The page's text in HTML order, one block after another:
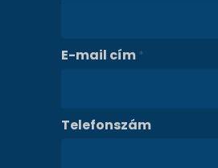
E-mail cím *
Telefonszám